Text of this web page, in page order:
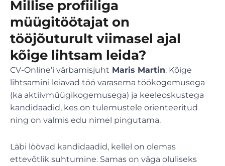
Millise profiiliga
müügitöötajat on
tööjõuturult viimasel ajal
kõige lihtsam leida?
CV-Online’i värbamisjuht Maris Martin: Kõige
lihtsamini leiavad töö varasema töökogemusega
(ka aktiivmüügikogemusega) ja keeleoskustega
kandidaadid, kes on tulemustele orienteeritud
ning on valmis edu nimel pingutama.
Läbi löövad kandidaadid, kellel on olemas
ettevõtlik suhtumine. Samas on väga oluliseks